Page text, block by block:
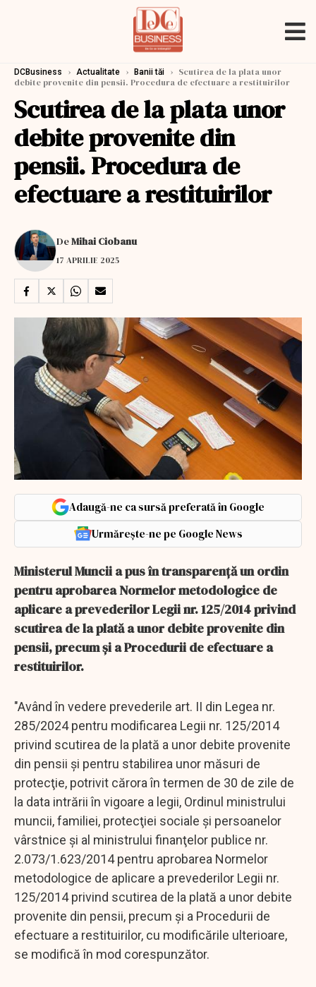
DCBusiness › Actualitate › Banii tăi › Scutirea de la plata unor
debite provenite din pensii. Procedura de efectuare a restituirilor
Scutirea de la plata unor
debite provenite din
pensii. Procedura de
efectuare a restituirilor
DeMihai Ciobanu
17 APRILIE 2025
Adaugă-ne ca sursă preferată în Google
Urmărește-ne pe Google News
Ministerul Muncii a pus în transparenţă un ordin
pentru aprobarea Normelor metodologice de
aplicare a prevederilor Legii nr. 125/2014 privind
scutirea de la plată a unor debite provenite din
pensii, precum şi a Procedurii de efectuare a
restituirilor.
"Având în vedere prevederile art. II din Legea nr.
285/2024 pentru modificarea Legii nr. 125/2014
privind scutirea de la plată a unor debite provenite
din pensii şi pentru stabilirea unor măsuri de
protecţie, potrivit cărora în termen de 30 de zile de
la data intrării în vigoare a legii, Ordinul ministrului
muncii, familiei, protecţiei sociale şi persoanelor
vârstnice şi al ministrului finanţelor publice nr.
2.073/1.623/2014 pentru aprobarea Normelor
metodologice de aplicare a prevederilor Legii nr.
125/2014 privind scutirea de la plată a unor debite
provenite din pensii, precum şi a Procedurii de
efectuare a restituirilor, cu modificările ulterioare,
se modifică în mod corespunzător.